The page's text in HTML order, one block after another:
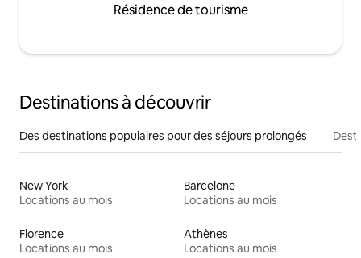
Résidence de tourisme
Destinations à découvrir
Des destinations populaires pour des séjours prolongés
New York
Locations au mois
Barcelone
Locations au mois
Florence
Locations au mois
Athènes
Locations au mois